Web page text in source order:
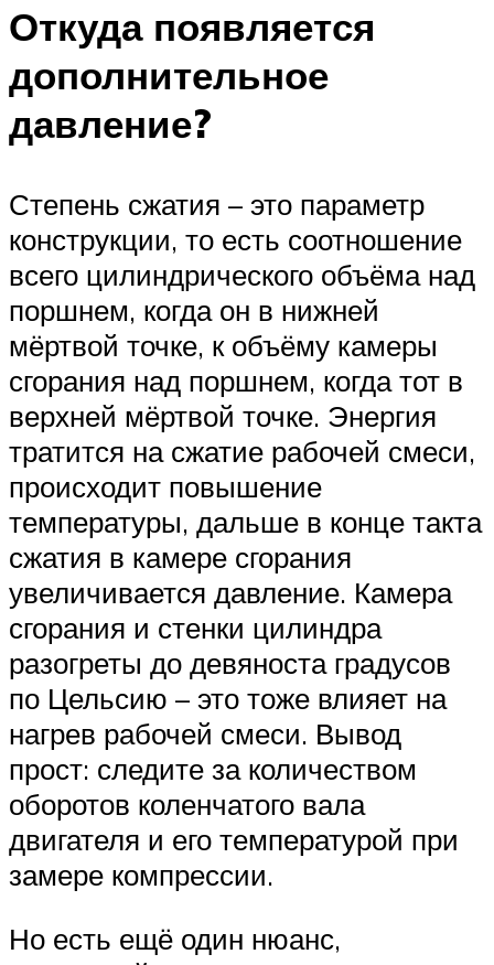
Откуда появляется
дополнительное
давление?
Степень сжатия – это параметр
конструкции, то есть соотношение
всего цилиндрического объёма над
поршнем, когда он в нижней
мёртвой точке, к объёму камеры
сгорания над поршнем, когда тот в
верхней мёртвой точке. Энергия
тратится на сжатие рабочей смеси,
происходит повышение
температуры, дальше в конце такта
сжатия в камере сгорания
увеличивается давление. Камера
сгорания и стенки цилиндра
разогреты до девяноста градусов
по Цельсию – это тоже влияет на
нагрев рабочей смеси. Вывод
прост: следите за количеством
оборотов коленчатого вала
двигателя и его температурой при
замере компрессии.
Но есть ещё один нюанс,